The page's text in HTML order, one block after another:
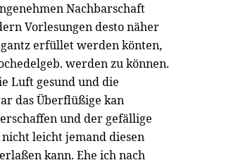
Nachbarschaft
Vorlesungen desto näher
erfüllet werden könten,
werden zu können.
Luft gesund und die
das Überflüßige kan
und der gefällige
leicht jemand diesen
kann. Ehe ich nach